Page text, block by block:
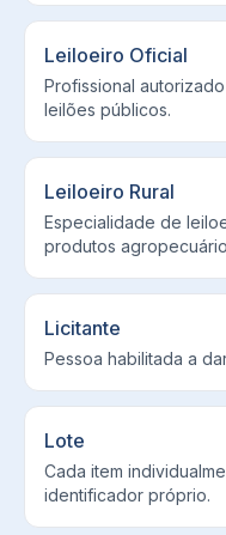
Leiloeiro Oficial
Profissional
leilões públicos.
Leiloeiro Rural
Especialidade de
produtos
Licitante
Pessoa habilitada a
Lote
Cada item
identificador próprio.